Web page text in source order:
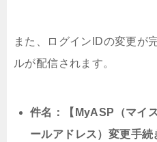
また、ログインIDの変更が
ルが配信されます。
件名：【MyASP（マイ
ールアドレス）変更手続